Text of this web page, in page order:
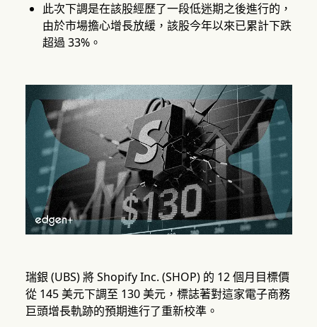
此次下調是在該股經歷了一段低迷期之後進行的，
由於市場擔心增長放緩，該股今年以來已累計下跌
超過 33%。
瑞銀 (UBS) 將 Shopify Inc. (SHOP) 的 12 個月目標價
從 145 美元下調至 130 美元，標誌著對這家電子商務
巨頭增長軌跡的預期進行了重新校準。